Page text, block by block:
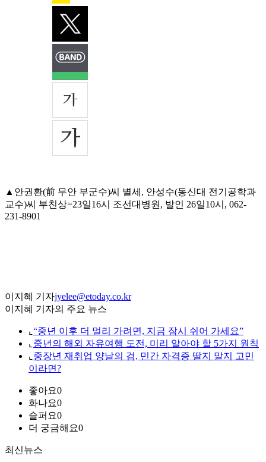
▲안권환(前 무안 부군수)씨 별세, 안성수(동신대 전기공학과
교수)씨 부친상=23일16시 조선대병원, 발인 26일10시, 062-
231-8901
이지혜 기자jyelee@etoday.co.kr
이지혜 기자의 주요 뉴스
⌞ “중년 이후 더 멀리 가려면, 지금 잠시 쉬어 가세요”
⌞ 중년의 해외 자유여행 도전, 미리 알아야 할 5가지 원칙
⌞ 중장년 재취업 양날의 검, 민간 자격증 딸지 말지 고민
이라면?
좋아요0
화나요0
슬퍼요0
더 궁금해요0
최신뉴스